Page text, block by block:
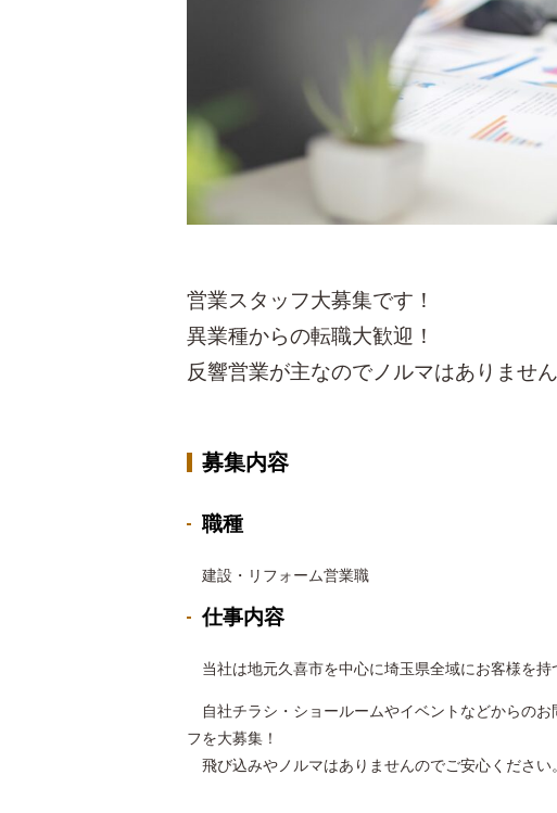
営業スタッフ大募集です！
異業種からの転職大歓迎！
反響営業が主なのでノルマはありません
募集内容
職種
建設・リフォーム営業職
仕事内容
当社は地元久喜市を中心に埼玉県全域にお客様を持
自社チラシ・ショールームやイベントなどからの
フを大募集！
飛び込みやノルマはありませんのでご安心ください。